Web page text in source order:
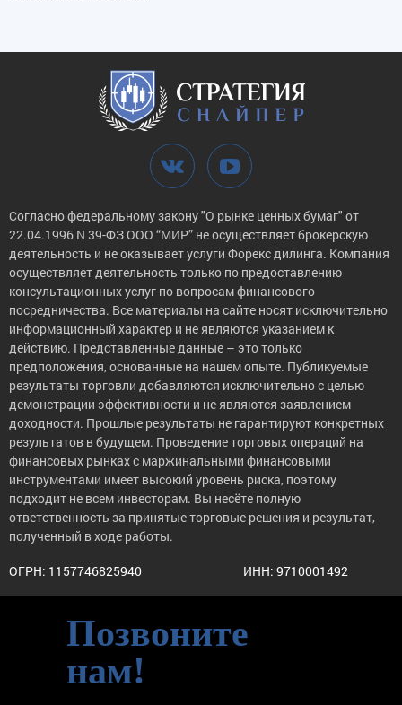
Согласно федеральному закону "О рынке ценных бумаг" от
22.04.1996 N 39-ФЗ ООО “МИР” не осуществляет брокерскую
деятельность и не оказывает услуги Форекс дилинга. Компания
осуществляет деятельность только по предоставлению
консультационных услуг по вопросам финансового
посредничества. Все материалы на сайте носят исключительно
информационный характер и не являются указанием к
действию. Представленные данные – это только
предположения, основанные на нашем опыте. Публикуемые
результаты торговли добавляются исключительно с целью
демонстрации эффективности и не являются заявлением
доходности. Прошлые результаты не гарантируют конкретных
результатов в будущем. Проведение торговых операций на
финансовых рынках с маржинальными финансовыми
инструментами имеет высокий уровень риска, поэтому
подходит не всем инвесторам. Вы несёте полную
ответственность за принятые торговые решения и результат,
полученный в ходе работы.
ОГРН: 1157746825940 ИНН: 9710001492
Позвоните
нам!